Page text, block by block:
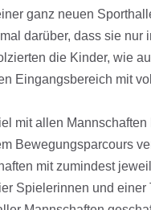
ganz neuen
darüber, dass sie nur
die Kinder, wie
Eingangsbereich mit
mit allen Mannschaften
Bewegungsparcours
mit zumindest
Spielerinnen und einer